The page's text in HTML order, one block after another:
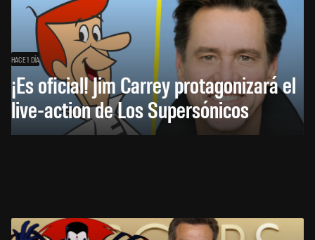
HACE 1 DÍA
¡Es oficial! Jim Carrey protagonizará el
live-action de Los Supersónicos